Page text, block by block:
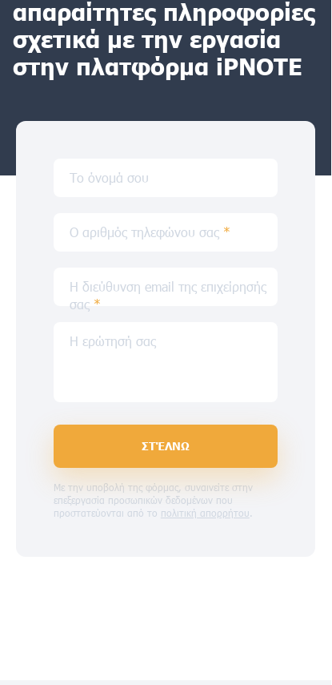
απαραίτητες πληροφορίες
σχετικά με την εργασία
στην πλατφόρμα iPNOTE
Το όνομά σου
Ο αριθμός τηλεφώνου σας *
Η διεύθυνση email της επιχείρησής
σας *
Η ερώτησή σας
ΣΤΈΛΝΩ
Με την υποβολή της φόρμας, συναινείτε στην
επεξεργασία προσωπικών δεδομένων που
προστατεύονται από το πολιτική απορρήτου.